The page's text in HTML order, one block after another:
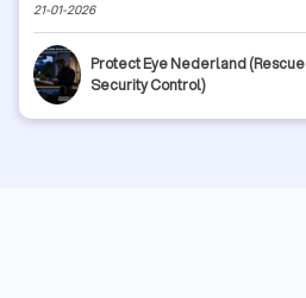
21-01-2026
Protect Eye Nederland (Rescue
Security Control)